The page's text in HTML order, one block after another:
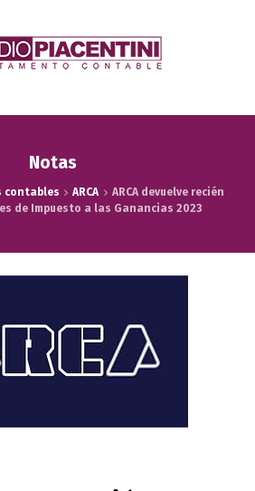
Notas
contables ARCA
ARCA devuelve recién
de Impuesto a las Ganancias 2023